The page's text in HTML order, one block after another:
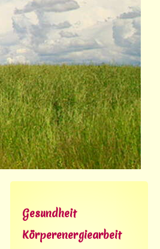
Gesundheit
Körperenergiearbeit